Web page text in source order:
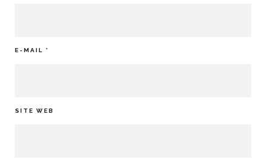
E-MAIL *
SITE WEB